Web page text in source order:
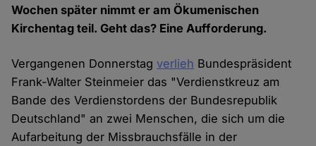
Wochen später nimmt er am Ökumenischen
Kirchentag teil. Geht das? Eine Aufforderung.
Vergangenen Donnerstagverlieh Bundespräsident
Frank-Walter Steinmeier das "Verdienstkreuz am
Bande des Verdienstordens der Bundesrepublik
Deutschland" an zwei Menschen, die sich um die
Aufarbeitung der Missbrauchsfälle in der